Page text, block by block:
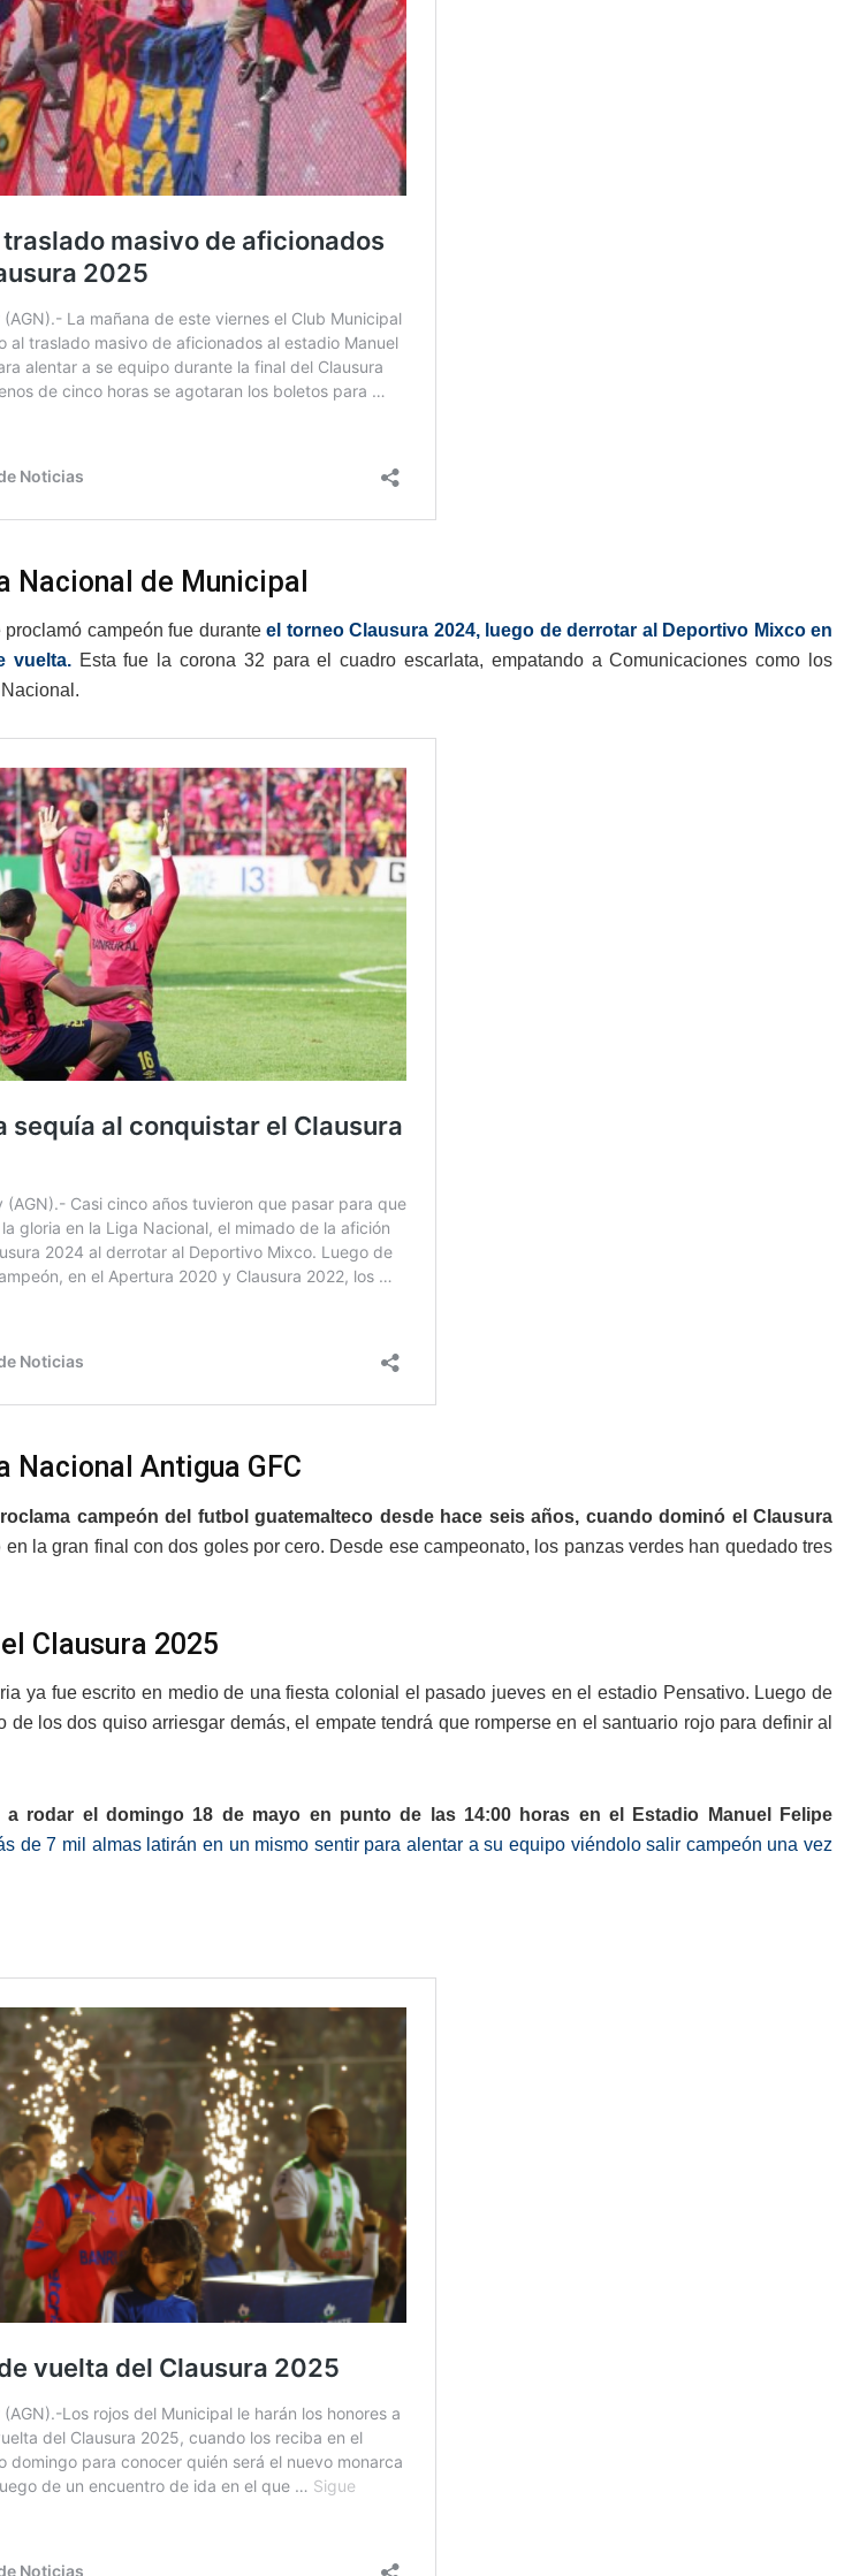
Nacional de Municipal
campeón fue durante el torneo Clausura 2024, luego de derrotar al Deportivo Mixco en
vuelta.Esta fue la corona 32 para el cuadro escarlata, empatando a Comunicaciones como los
Antigua GFC
campeón del futbol guatemalteco desde hace seis años, cuando dominó el Clausura
en la gran final con dos goles por cero. Desde ese campeonato, los panzas verdes han quedado tres
Clausura 2025
ya fue escrito en medio de una fiesta colonial el pasado jueves en el estadio Pensativo. Luego de
de los dos quiso arriesgar demás, el empate tendrá que romperse en el santuario rojo para definir al
a rodar el domingo 18 de mayo en punto de las 14:00 horas en el Estadio Manuel Felipe
de 7 mil almas latirán en un mismo sentir para alentar a su equipo viéndolo salir campeón una vez